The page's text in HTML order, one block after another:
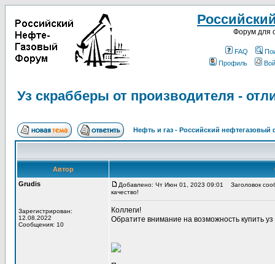
Форум для
FAQ
Профиль
Уз скрабберы от производителя -
Нефть и газ - Российский нефтегазовый
Автор
Grudis
Зарегистрирован:
12.08.2022
Сообщения: 10
Добавлено: Чт Июн 01, 2023 09:01
Заголовок
качество!
Коллеги!
Обратите внимание на возможность купить